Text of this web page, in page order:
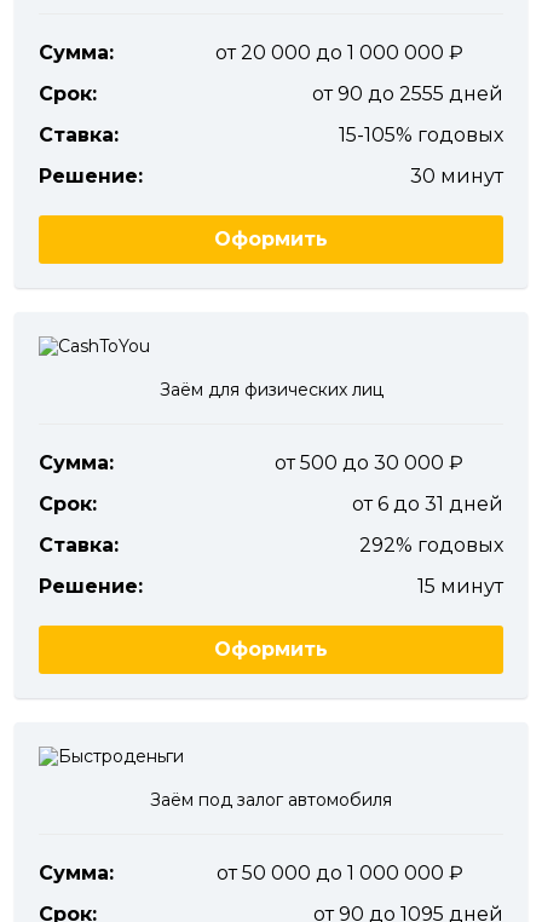
Сумма:
от 20 000 до 1 000 000
Срок:
от 90 до 2555 дней
Ставка:
15-105% годовых
Решение:
30 минут
Оформить
Заём для физических лиц
Сумма:
от 500 до 30 000
Срок:
от 6 до 31 дней
Ставка:
292% годовых
Решение:
15 минут
Оформить
Заём под залог автомобиля
Сумма:
от 50 000 до 1 000 000
Срок:
от 90 до 1095 дней